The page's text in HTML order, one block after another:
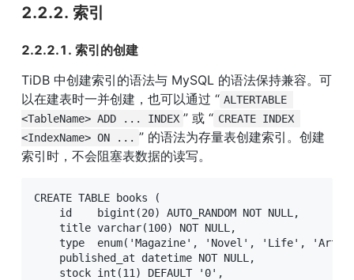
2.2.2. 索引
2.2.2.1. 索引的创建
TiDB 中创建索引的语法与 MySQL 的语法保持兼容。可
以在建表时一并创建，也可以通过 “ ALTERTABLE
<TableName> ADD ... INDEX ” 或 “ CREATE INDEX
<IndexName> ON ... ” 的语法为存量表创建索引。创建
索引时，不会阻塞表数据的读写。
CREATE TABLE books (
    id    bigint(20) AUTO_RANDOM NOT NULL,
    title varchar(100) NOT NULL,
type  enum('Magazine', 'Novel', 'Life',
    published_at datetime NOT NULL,
    stock int(11) DEFAULT '0',